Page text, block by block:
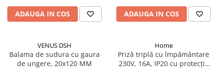
ADAUGA IN COS ADAUGA IN COS
VENUS DSH
Balama de sudura cu gaura
de ungere, 20x120 MM
Home
Priză triplă cu împământare
230V, 16A, IP20 cu protecție